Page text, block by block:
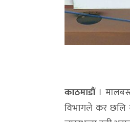
काठमाडौं।
विभागले कर छलि